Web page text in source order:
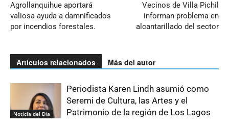
Agrollanquihue aportará
valiosa ayuda a damnificados
por incendios forestales.
Vecinos de Villa Pichil
informan problema en
alcantarillado del sector
Artículos relacionados Más del autor
Noticia del Día
Periodista Karen Lindh asumió como
Seremi de Cultura, las Artes y el
Patrimonio de la región de Los Lagos